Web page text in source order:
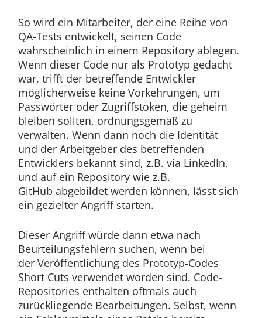
So wird ein Mitarbeiter, der eine Reihe von
QA-Tests entwickelt, seinen Code
wahrscheinlich in einem Repository ablegen.
Wenn dieser Code nur als Prototyp gedacht
war, trifft der betreffende Entwickler
möglicherweise keine Vorkehrungen, um
Passwörter oder Zugriffstoken, die geheim
bleiben sollten, ordnungsgemäß zu
verwalten. Wenn dann noch die Identität
und der Arbeitgeber des betreffenden
Entwicklers bekannt sind, z.B. via LinkedIn,
und auf ein Repository wie z.B.
GitHub abgebildet werden können, lässt sich
ein gezielter Angriff starten.
Dieser Angriff würde dann etwa nach
Beurteilungsfehlern suchen, wenn bei
der Veröffentlichung des Prototyp-Codes
Short Cuts verwendet worden sind. Code-
Repositories enthalten oftmals auch
zurückliegende Bearbeitungen. Selbst, wenn